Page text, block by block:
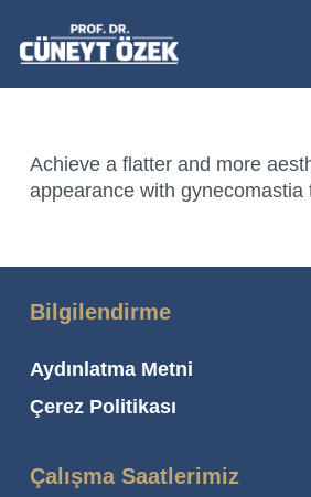
Achieve a flatter and more
appearance with gynecomastia
Bilgilendirme
Aydınlatma Metni
Çerez Politikası
Çalışma Saatlerimiz